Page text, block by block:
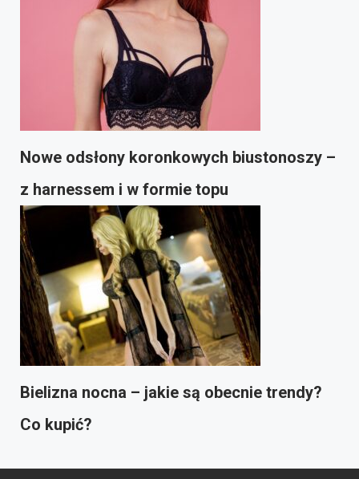
Nowe odsłony koronkowych biustonoszy –
z harnessem i w formie topu
Bielizna nocna – jakie są obecnie trendy?
Co kupić?